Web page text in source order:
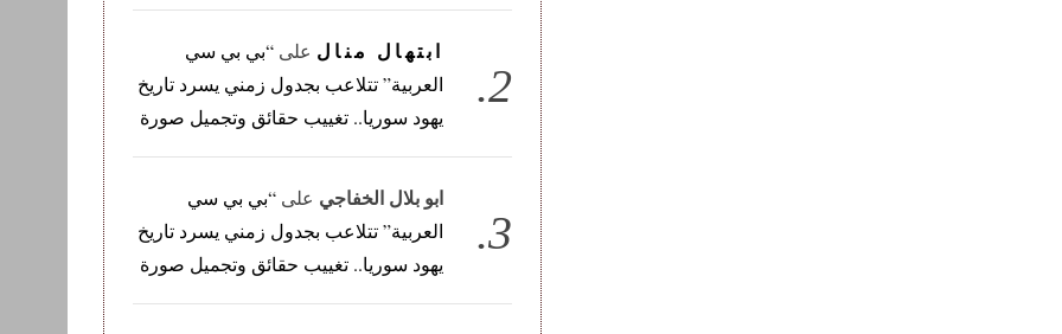
ابتهال منال على “بي بي سي
العربية” تتلاعب بجدول زمني يسرد تاريخ
يهود سوريا.. تغييب حقائق وتجميل صورة
ابو بلال الخفاجي على “بي بي سي
العربية” تتلاعب بجدول زمني يسرد تاريخ
يهود سوريا.. تغييب حقائق وتجميل صورة